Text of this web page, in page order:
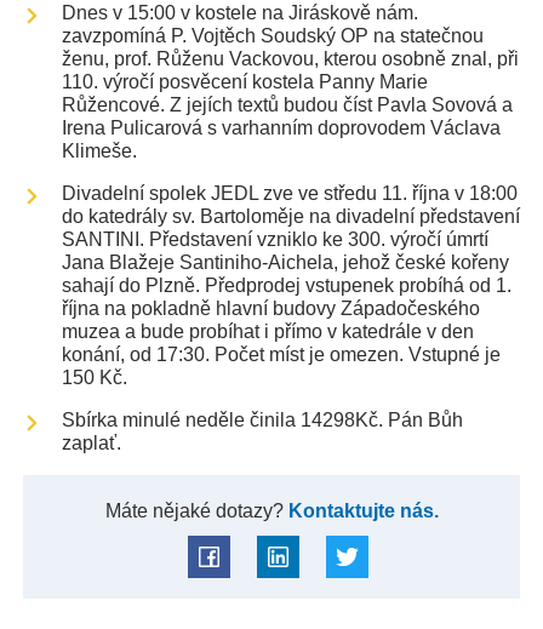
Dnes v 15:00 v kostele na Jiráskově nám.
zavzpomíná P. Vojtěch Soudský OP na statečnou
ženu, prof. Růženu Vackovou, kterou osobně znal, při
110. výročí posvěcení kostela Panny Marie
Růžencové. Z jejích textů budou číst Pavla Sovová a
Irena Pulicarová s varhanním doprovodem Václava
Klimeše.
Divadelní spolek JEDL zve ve středu 11. října v 18:00
do katedrály sv. Bartoloměje na divadelní představení
SANTINI. Představení vzniklo ke 300. výročí úmrtí
Jana Blažeje Santiniho-Aichela, jehož české kořeny
sahají do Plzně. Předprodej vstupenek probíhá od 1.
října na pokladně hlavní budovy Západočeského
muzea a bude probíhat i přímo v katedrále v den
konání, od 17:30. Počet míst je omezen. Vstupné je
150 Kč.
Sbírka minulé neděle činila 14298Kč. Pán Bůh
zaplať.
Máte nějaké dotazy?Kontaktujte nás.